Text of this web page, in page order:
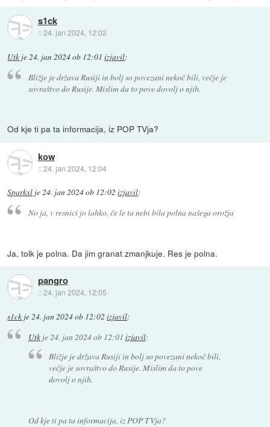
s1ck
::24. jan 2024, 12:02
Utk je24. jan 2024 ob 12:01 izjavil:
Bližje je država Rusiji in bolj so povezani nekoč bili, večje je
sovraštvo do Rusije. Mislim da to pove dovolj o njih.
Od kje ti pa ta informacija, iz POP TVja?
kow
::24. jan 2024, 12:04
Sparkxl je24. jan 2024 ob 12:02 izjavil:
No ja, v resnici jo lahko, če le ta nebi bila polna našega orožja
Ja, tolk je polna. Da jim granat zmanjkuje. Res je polna.
pangro
::24. jan 2024, 12:05
s1ck je24. jan 2024 ob 12:02 izjavil:
Utkje 24. jan 2024 ob 12:01 izjavil:
Bližje je država Rusiji in bolj so povezani nekoč bili,
večje je sovraštvo do Rusije. Mislim da to pove
dovolj o njih.
Od kje ti pa ta informacija, iz POP TVja?